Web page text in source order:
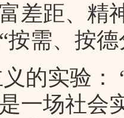
差距、精
按需、按
的实验：
一场社会